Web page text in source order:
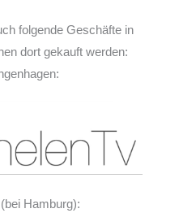
folgende Geschäfte in
dort gekauft werden:
Hamburg):